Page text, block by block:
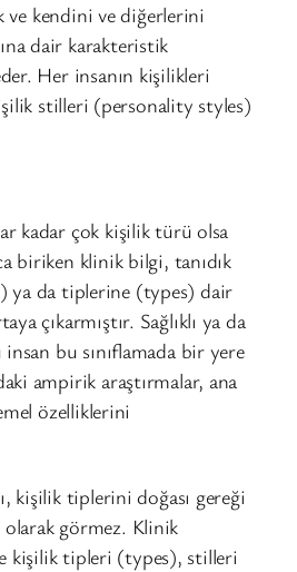
ve kendini ve diğerlerini
dair karakteristik
Her insanın kişilikleri
stilleri (personality styles)
kadar çok kişilik türü olsa
biriken klinik bilgi, tanıdık
ya da tiplerine (types) dair
çıkarmıştır. Sağlıklı ya da
insan bu sınıflamada bir yere
ampirik araştırmalar, ana
özelliklerini
kişilik tiplerini doğası gereği
görmez. Klinik
kişilik tipleri (types), stilleri